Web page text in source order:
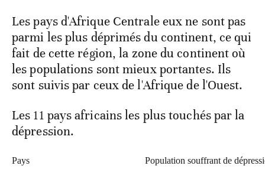
Les pays d'Afrique Centrale eux ne sont pas
parmi les plus déprimés du continent, ce qui
fait de cette région, la zone du continent où
les populations sont mieux portantes. Ils
sont suivis par ceux de l'Afrique de l'Ouest.
Les 11 pays africains les plus touchés par la
dépression.
Pays
Population souffrant de